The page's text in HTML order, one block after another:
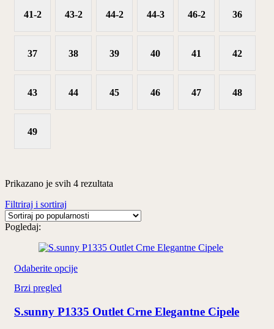
41-2 43-2 44-2 44-3 46-2 36
37 38 39 40 41 42
43 44 45 46 47 48
49
Prikazano je svih 4 rezultata
Filtriraj i sortiraj
Pogledaj:
Odaberite opcijeOvaj
varijanti.
Brzi pregled
S.sunny P1335 Outlet Crne Elegantne Cipele